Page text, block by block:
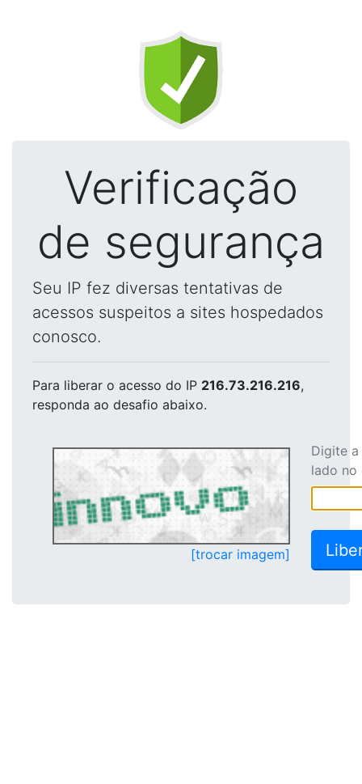
Verificação
de segurança
Seu IP fez diversas tentativas de
acessos suspeitos a sites hospedados
conosco.
Para liberar o acesso do IP 216.73.216.216,
responda ao desafio abaixo.
[trocar imagem]
Digite
lado no